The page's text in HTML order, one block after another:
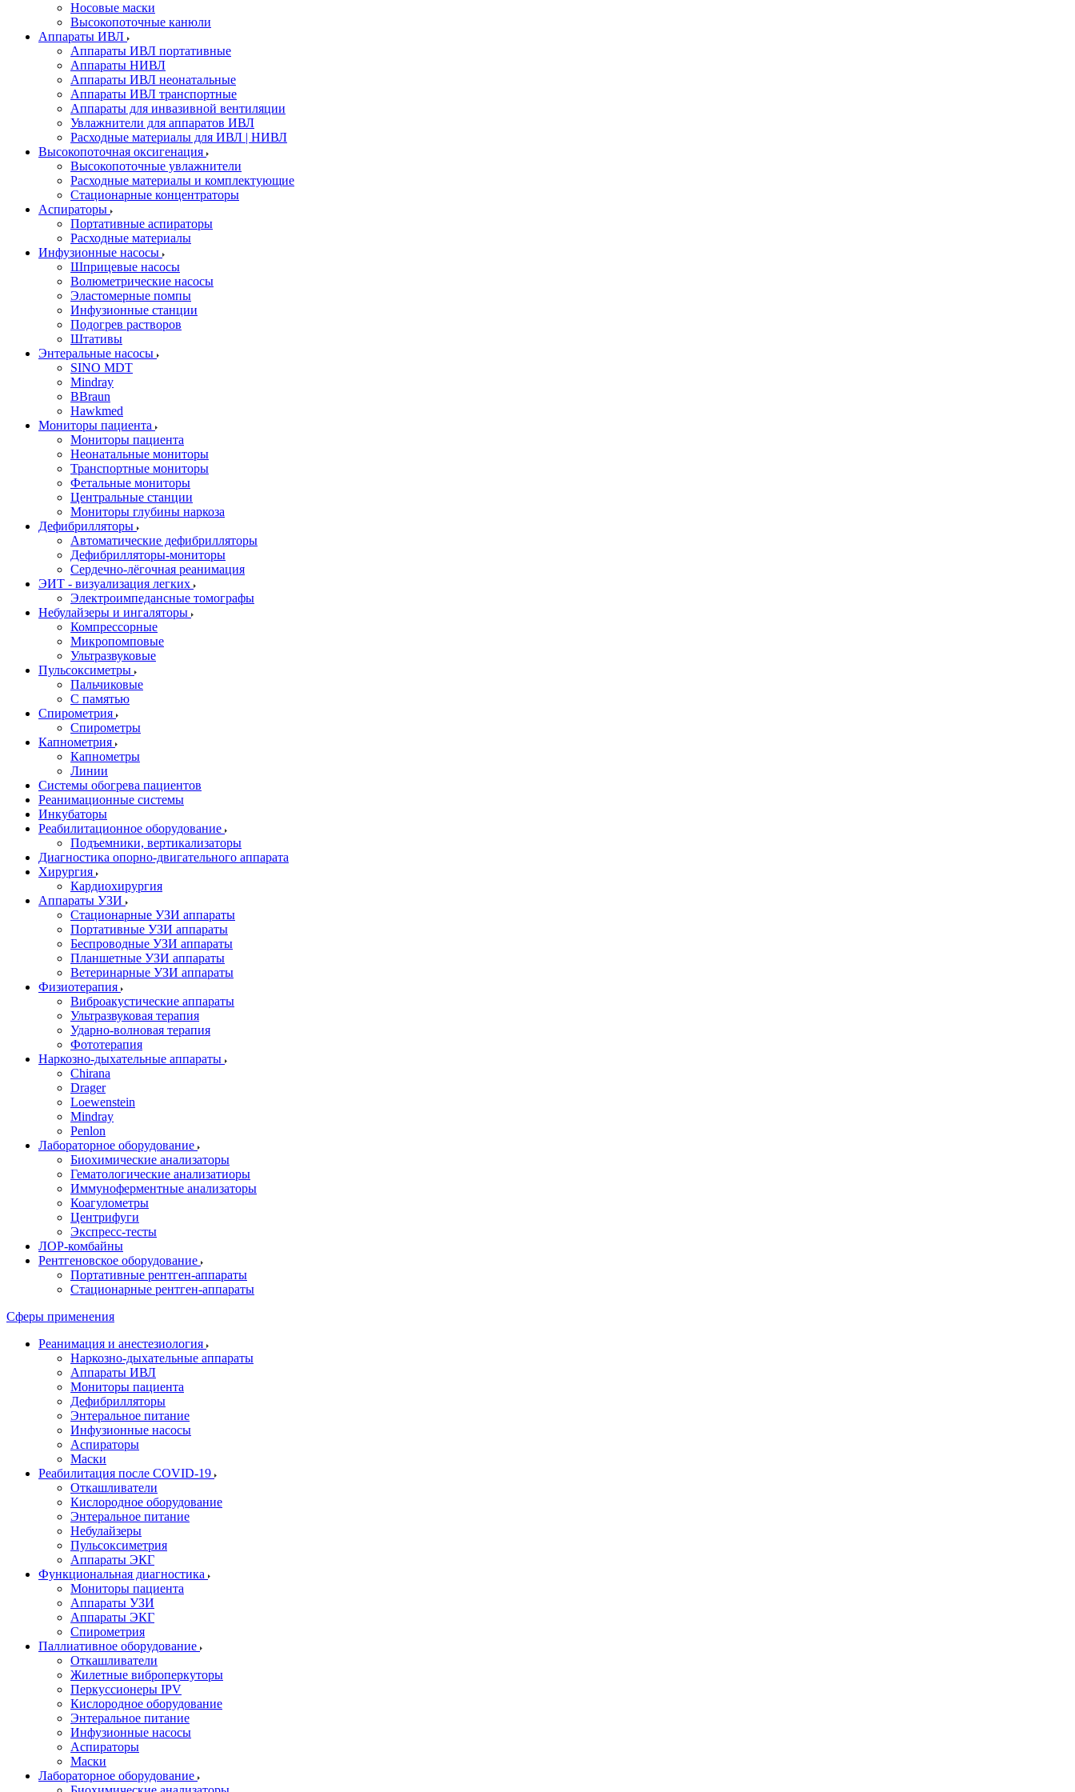
Носовые маски
Высокопоточные канюли
Аппараты ИВЛ
Аппараты ИВЛ портативные
Аппараты НИВЛ
Аппараты ИВЛ неонатальные
Аппараты ИВЛ транспортные
Аппараты для инвазивной вентиляции
Увлажнители для аппаратов ИВЛ
Расходные материалы для ИВЛ | НИВЛ
Высокопоточная оксигенация
Высокопоточные увлажнители
Расходные материалы и комплектующие
Стационарные концентраторы
Аспираторы
Портативные аспираторы
Расходные материалы
Инфузионные насосы
Шприцевые насосы
Волюметрические насосы
Эластомерные помпы
Инфузионные станции
Подогрев растворов
Штативы
Энтеральные насосы
SINO MDT
Mindray
BBraun
Hawkmed
Мониторы пациента
Мониторы пациента
Неонатальные мониторы
Транспортные мониторы
Фетальные мониторы
Центральные станции
Мониторы глубины наркоза
Дефибрилляторы
Автоматические дефибрилляторы
Дефибрилляторы-мониторы
Сердечно-лёгочная реанимация
ЭИТ - визуализация легких
Электроимпедансные томографы
Небулайзеры и ингаляторы
Компрессорные
Микропомповые
Ультразвуковые
Пульсоксиметры
Пальчиковые
С памятью
Спирометрия
Спирометры
Капнометрия
Капнометры
Линии
Системы обогрева пациентов
Реанимационные системы
Инкубаторы
Реабилитационное оборудование
Подъемники, вертикализаторы
Диагностика опорно-двигательного аппарата
Хирургия
Кардиохирургия
Аппараты УЗИ
Стационарные УЗИ аппараты
Портативные УЗИ аппараты
Беспроводные УЗИ аппараты
Планшетные УЗИ аппараты
Ветеринарные УЗИ аппараты
Физиотерапия
Виброакустические аппараты
Ультразвуковая терапия
Ударно-волновая терапия
Фототерапия
Наркозно-дыхательные аппараты
Chirana
Drager
Loewenstein
Mindray
Penlon
Лабораторное оборудование
Биохимические анализаторы
Гематологические анализатиоры
Иммуноферментные анализаторы
Коагулометры
Центрифуги
Экспресс-тесты
ЛОР-комбайны
Рентгеновское оборудование
Портативные рентген-аппараты
Стационарные рентген-аппараты
Сферы применения
Реанимация и анестезиология
Наркозно-дыхательные аппараты
Аппараты ИВЛ
Мониторы пациента
Дефибрилляторы
Энтеральное питание
Инфузионные насосы
Аспираторы
Маски
Реабилитация после COVID-19
Откашливатели
Кислородное оборудование
Энтеральное питание
Небулайзеры
Пульсоксиметрия
Аппараты ЭКГ
Функциональная диагностика
Мониторы пациента
Аппараты УЗИ
Аппараты ЭКГ
Спирометрия
Паллиативное оборудование
Откашливатели
Жилетные виброперкуторы
Перкуссионеры IPV
Кислородное оборудование
Энтеральное питание
Инфузионные насосы
Аспираторы
Маски
Лабораторное оборудование